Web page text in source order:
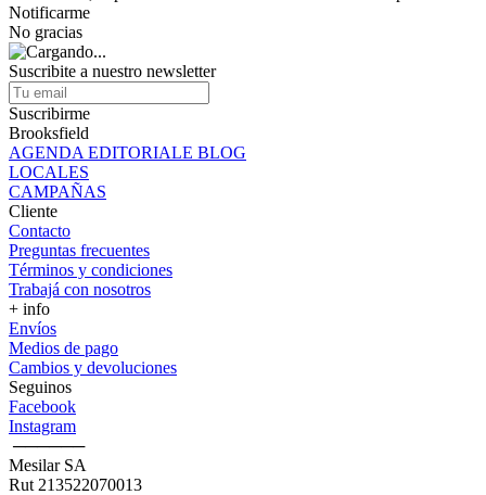
Notificarme
No gracias
Suscribite a nuestro newsletter
Suscribirme
Brooksfield
AGENDA EDITORIALE BLOG
LOCALES
CAMPAÑAS
Cliente
Contacto
Preguntas frecuentes
Términos y condiciones
Trabajá con nosotros
+ info
Envíos
Medios de pago
Cambios y devoluciones
Seguinos
Facebook
Instagram
‎ ──────
Mesilar SA
Rut 213522070013